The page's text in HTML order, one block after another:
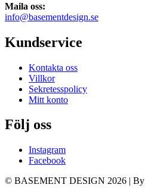
Maila oss:
info@basementdesign.se
Kundservice
Kontakta oss
Villkor
Sekretesspolicy
Mitt konto
Följ oss
Instagram
Facebook
© BASEMENT DESIGN 2026 | By